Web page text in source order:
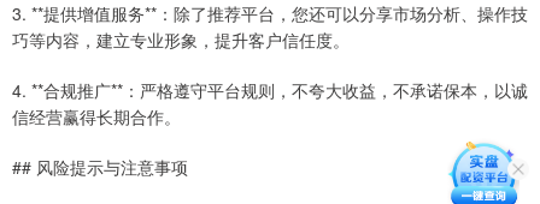
3. **提供增值服务**：除了推荐平台，您还可以分享市场分析、操作技
巧等内容，建立专业形象，提升客户信任度。
4. **合规推广**：严格遵守平台规则，不夸大收益，不承诺保本，以诚
信经营赢得长期合作。
## 风险提示与注意事项